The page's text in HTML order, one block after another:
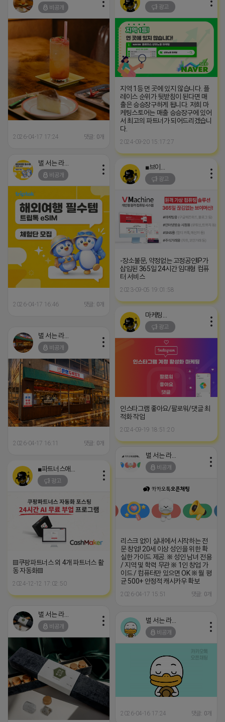
비공개
2026-04-17 17:24 댓글: 0개
광고
지역 1등 먼 곳에 있지 않습니다. 플
레이스 순위가 뒷받침이 된다면 매
출은 승승장구하게 됩니다. 저희 마
케팅스토어는 매출 승승장구에 있어
서 최고의 파트너가 되어드리겠습니
다.
2024-09-20 15:17:27
벌 서는 라이언
비공개
2026-04-17 16:46 댓글: 0개
광고
-장소불문, 약정없는 고정공인IP가
삽입된 365일 24시간 임대형 컴퓨
터 서비스
2023-09-05 19:01:58
광고
인스타그램 좋아요/팔로워/댓글 최
적화 작업
2024-09-19 18:51:20
벌 서는 라이언
비공개
2026-04-17 16:11 댓글: 0개
벌 서는 라이언
비공개
리스크 없이 실내에서 시작하는 전
문 창업! 20세 이상 성인을 위한 확
실한 가이드 제공. ※ 성인 남녀 전용
/ 지역 및 학력 무관 ※ 1인 창업 가
이드 / 컴퓨터만 있으면 OK ※ 월 평
균 500+ 안정적 캐시카우 확보
2026-04-17 15:51 댓글: 0개
광고
▤쿠팡파트너스 외 4개 파트너스 활
동 자동화▤
2024-12-12 17:02:50
벌 서는 라이언
비공개
벌 서는 라이언
비공개
2026-04-16 17:24 댓글: 0개